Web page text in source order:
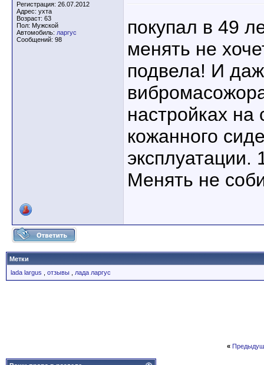
Регистрация: 26.07.2012
Адрес: ухта
Возраст: 63
Пол: Мужской
Автомобиль: ларгус
Сообщений: 98
покупал в 49
менять не
подвела! И
настройках
кожанного
эксплуатации.
Менять не
Метки
lada largus
отзывы лада ларгус
«